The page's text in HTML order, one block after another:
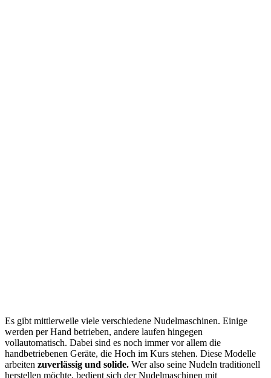
Es gibt mittlerweile viele verschiedene Nudelmaschinen. Einige
werden per Hand betrieben, andere laufen hingegen
vollautomatisch. Dabei sind es noch immer vor allem die
handbetriebenen Geräte, die Hoch im Kurs stehen. Diese Modelle
arbeiten zuverlässig und solide. Wer also seine Nudeln traditionell
herstellen möchte, bedient sich der Nudelmaschinen mit